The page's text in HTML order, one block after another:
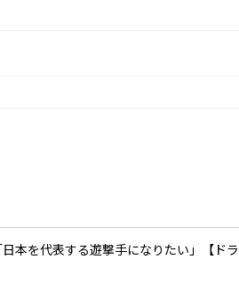
本を代表する遊撃手になりたい」【ドラ